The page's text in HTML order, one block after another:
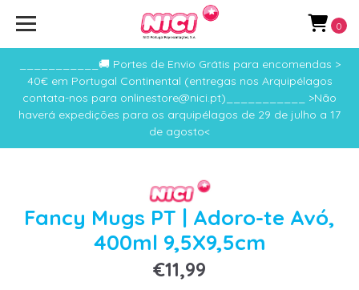
___________🚚 Portes de Envio Grátis para encomendas >
40€ em Portugal Continental (entregas nos Arquipélagos
contata-nos para onlinestore@nici.pt)___________ >Não
haverá expedições para os arquipélagos de 29 de julho a 17
de agosto<
0
Fancy Mugs PT | Adoro-te Avó,
400ml 9,5X9,5cm
€11,99